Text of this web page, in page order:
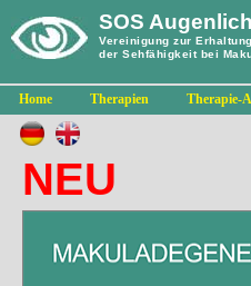
SOS
Vereinigung zur
der Sehfähigkeit bei
Home Therapien Therapie-
NEU